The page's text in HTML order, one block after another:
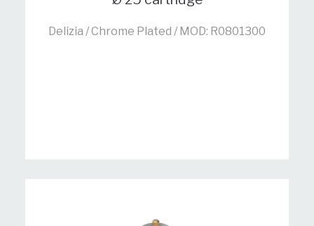
Delizia / Chrome Plated / MOD: R0801300